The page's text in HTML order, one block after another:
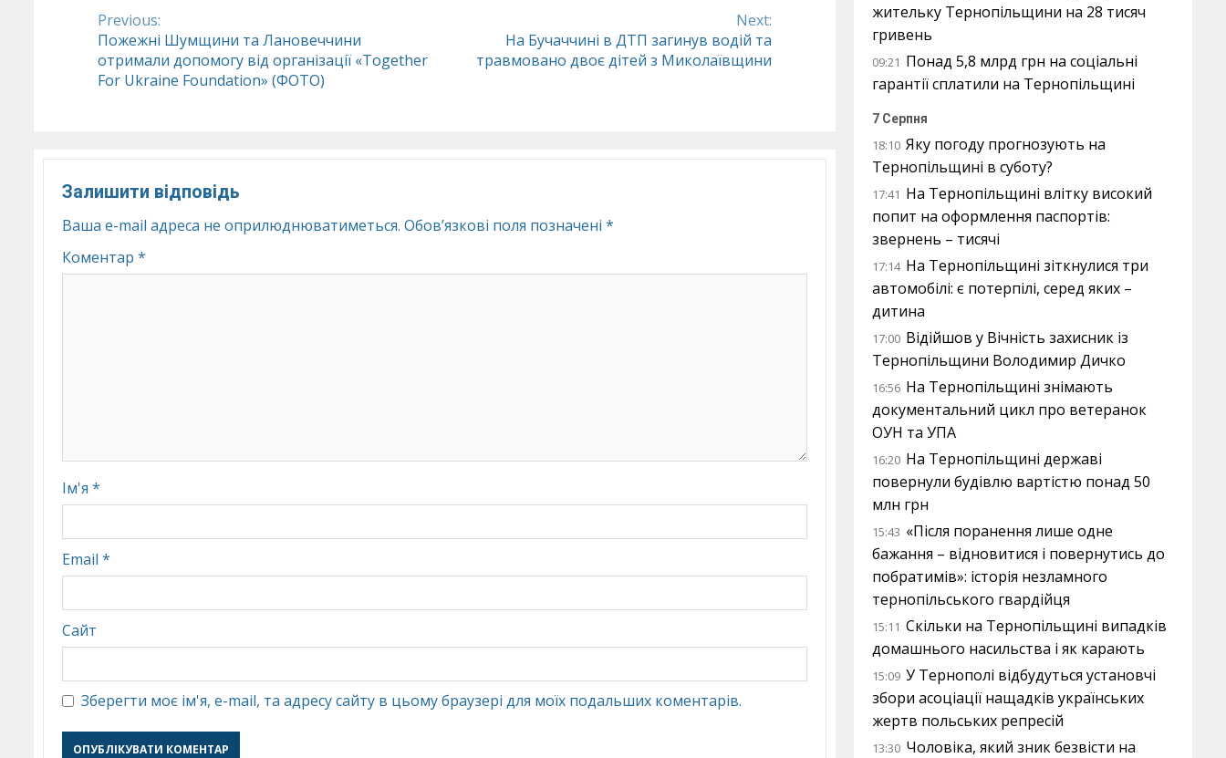
Continue
Reading
Previous:
Пожежні Шумщини та Лановеччини
отримали допомогу від організації «Together
For Ukraine Foundation» (ФОТО)
Next:
На Бучаччині в ДТП загинув водій та
травмовано двоє дітей з Миколаївщини
Залишити відповідь
Ваша e-mail адреса не оприлюднюватиметься. Обов’язкові поля позначені *
Коментар *
Ім'я *
Email *
Сайт
Зберегти моє ім'я, e-mail, та адресу сайту в цьому браузері для моїх подальших коментарів.
жительку Тернопільщини на 28 тисяч
гривень
09:21 Понад 5,8 млрд грн на соціальні
гарантії сплатили на Тернопільщині
7 Серпня
18:10 Яку погоду прогнозують на
Тернопільщині в суботу?
17:41 На Тернопільщині влітку високий
попит на оформлення паспортів:
звернень – тисячі
17:14 На Тернопільщині зіткнулися три
автомобілі: є потерпілі, серед яких –
дитина
17:00 Відійшов у Вічність захисник із
Тернопільщини Володимир Дичко
16:56 На Тернопільщині знімають
документальний цикл про ветеранок
ОУН та УПА
16:20 На Тернопільщині державі
повернули будівлю вартістю понад 50
млн грн
15:43 «Після поранення лише одне
бажання – відновитися і повернутись до
побратимів»: історія незламного
тернопільського гвардійця
15:11 Скільки на Тернопільщині випадків
домашнього насильства і як карають
15:09 У Тернополі відбудуться установчі
збори асоціації нащадків українських
жертв польських репресій
13:30 Чоловіка, який зник безвісти на